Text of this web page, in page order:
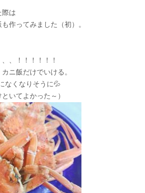
は
作ってみました（初）。
、！！！！！！
ニ飯だけでいける。
なくなりそうに💦
いてよかった～）